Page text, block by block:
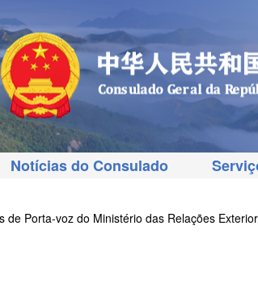
Notícias do Consulado
de Porta-voz do Ministério das Relações